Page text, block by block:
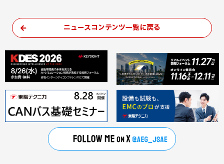
ニュースコンテンツ一覧に戻る